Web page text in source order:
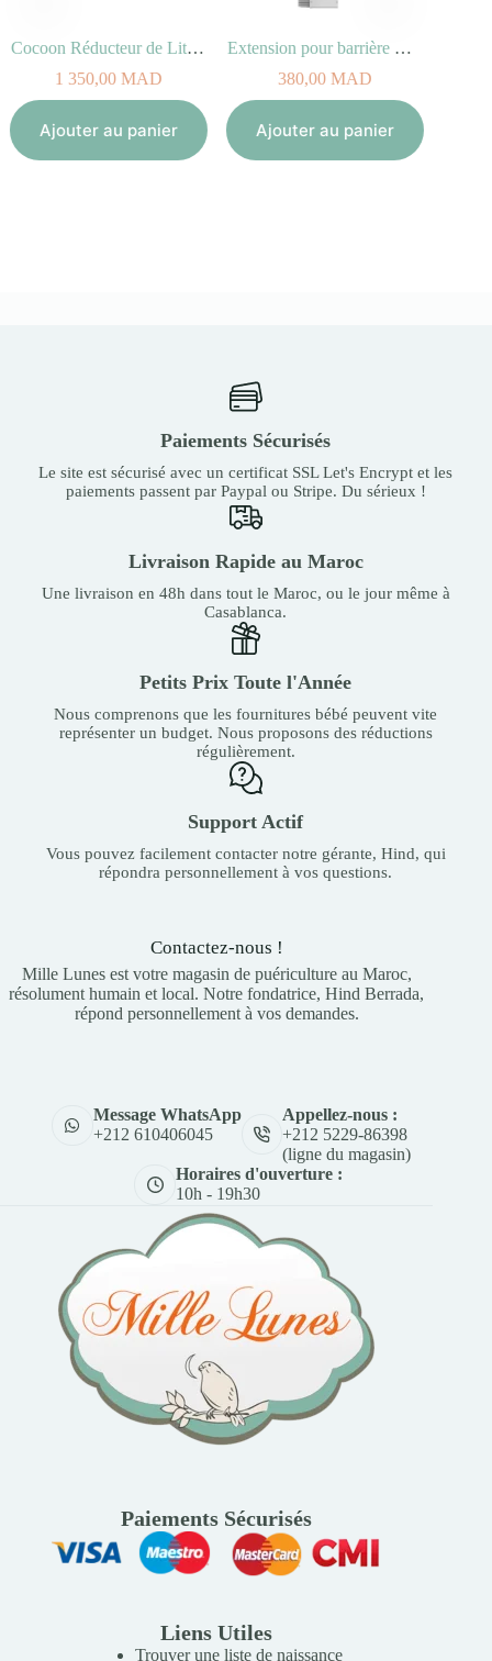
Cocoon Réducteur de Lit Classic Grey
1 350,00MAD
Ajouter au panier
Extension pour barrière Easylock Flat Step – 10 cm
380,00MAD
Ajouter au panier
Paiements Sécurisés
Le site est sécurisé avec un certificat SSL Let's Encrypt et les
paiements passent par Paypal ou Stripe. Du sérieux !
Livraison Rapide au Maroc
Une livraison en 48h dans tout le Maroc, ou le jour même à
Casablanca.
Petits Prix Toute l'Année
Nous comprenons que les fournitures bébé peuvent vite
représenter un budget. Nous proposons des réductions
régulièrement.
Support Actif
Vous pouvez facilement contacter notre gérante, Hind, qui
répondra personnellement à vos questions.
Contactez-nous !
Mille Lunes est votre magasin de puériculture au Maroc,
résolument humain et local. Notre fondatrice, Hind Berrada,
répond personnellement à vos demandes.
Message WhatsApp
+212 610406045
Appellez-nous :
+212 5229-86398
(ligne du magasin)
Horaires d'ouverture :
10h - 19h30
Paiements Sécurisés
Liens Utiles
Trouver une liste de naissance